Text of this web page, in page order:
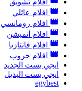
افلام تشويق
افلام عائلي
افلام رومانسي
افلام أنميشن
افلام فانتازيا
افلام حروب
ايجي بست الجديد
ايجي بست البديل
egybest